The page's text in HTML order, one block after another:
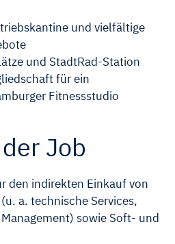
und vielfältige
und StadtRad-Station
für ein
Fitnessstudio
Job
den indirekten Einkauf von
a. technische Services,
sowie Soft- und